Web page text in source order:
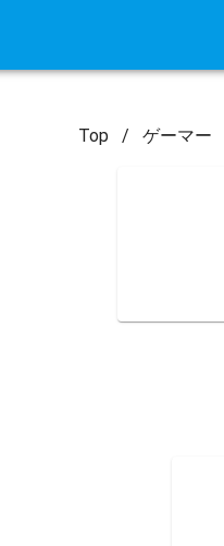
Top / ゲーマー